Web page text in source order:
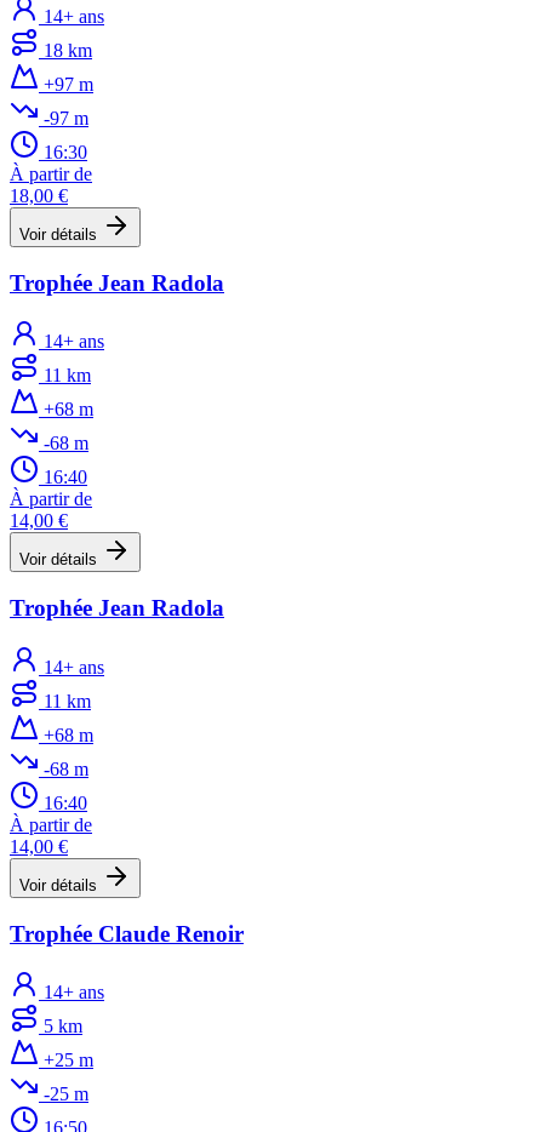
14+ ans
18 km
+97 m
-97 m
16:30
À partir de
18,00 €
Voir détails
Trophée Jean Radola
14+ ans
11 km
+68 m
-68 m
16:40
À partir de
14,00 €
Voir détails
Trophée Jean Radola
14+ ans
11 km
+68 m
-68 m
16:40
À partir de
14,00 €
Voir détails
Trophée Claude Renoir
14+ ans
5 km
+25 m
-25 m